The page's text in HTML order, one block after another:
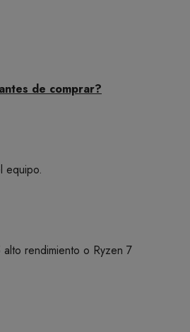
de comprar?
equipo.
rendimiento o Ryzen 7